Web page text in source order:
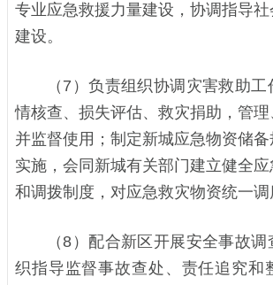
专业应急救援力量建设，协调指导
建设。
（7）负责组织协调灾害救助
情核查、损失评估、救灾捐助，管
并监督使用；制定新城应急物资储
实施，会同新城有关部门建立健全
和调拨制度，对应急救灾物资统一调
（8）配合新区开展安全事故
织指导监督事故查处、责任追究和